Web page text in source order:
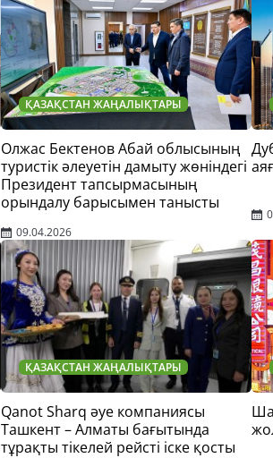
ҚАЗАҚСТАН ЖАҢАЛЫҚТАРЫ
Олжас Бектенов Абай облысының
туристік әлеуетін дамыту жөніндегі
Президент тапсырмасының
орындалу барысымен танысты
09.04.2026
ҚАЗАҚСТАН ЖАҢАЛЫҚТАРЫ
Qanot Sharq әуе компаниясы
Ташкент – Алматы бағытында
тұрақты тікелей рейсті іске қосты